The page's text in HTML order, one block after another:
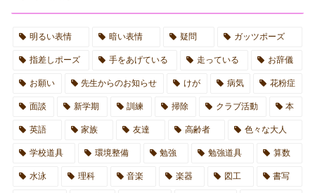
明るい表情 暗い表情 疑問 ガッツポーズ
指差しポーズ 手をあげている 走っている お辞儀
お願い 先生からのお知らせ けが 病気 花粉症
面談 新学期 訓練 掃除 クラブ活動 本
英語 家族 友達 高齢者 色々な大人
学校道具 環境整備 勉強 勉強道具 算数
水泳 理科 音楽 楽器 図工 書写